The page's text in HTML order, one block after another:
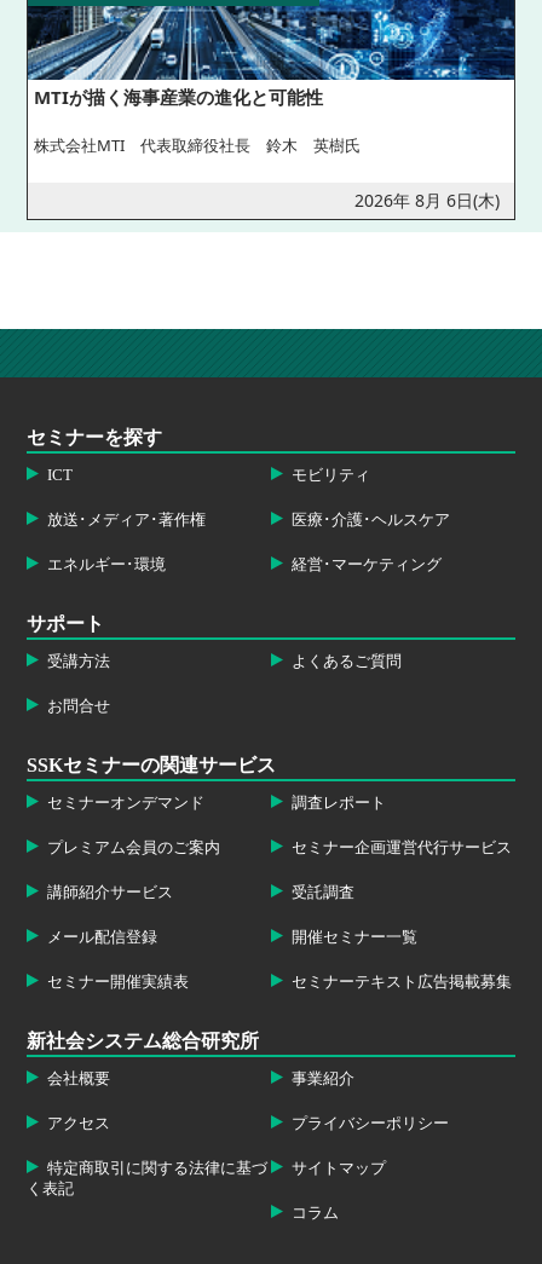
MTIが描く海事産業の進化と可能性
株式会社MTI 代表取締役社長 鈴木 英樹氏
2026年 8月 6日(木)
セミナーを探す
ICT モビリティ
放送･メディア･著作権 医療･介護･ヘルスケア
エネルギー･環境 経営･マーケティング
サポート
受講方法 よくあるご質問
お問合せ
SSKセミナーの関連サービス
セミナーオンデマンド 調査レポート
プレミアム会員のご案内 セミナー企画運営代行サービス
講師紹介サービス 受託調査
メール配信登録 開催セミナー一覧
セミナー開催実績表 セミナーテキスト広告掲載募集
新社会システム総合研究所
会社概要 事業紹介
アクセス プライバシーポリシー
特定商取引に関する法律に基づ
く表記
サイトマップ
コラム